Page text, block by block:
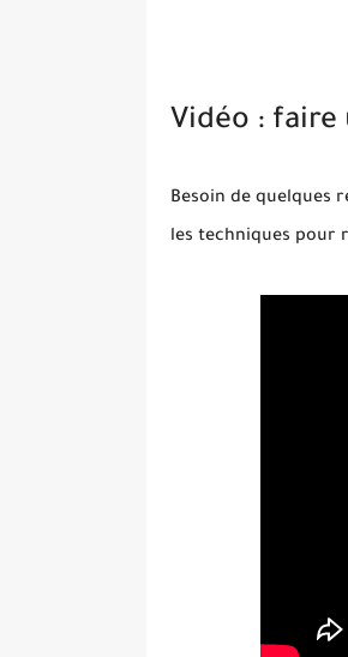
Vidéo : faire
Besoin de quelques
les techniques pour